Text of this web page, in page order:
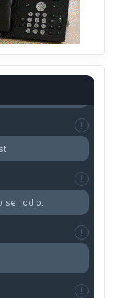
i koga
želimo svako
se rodio.